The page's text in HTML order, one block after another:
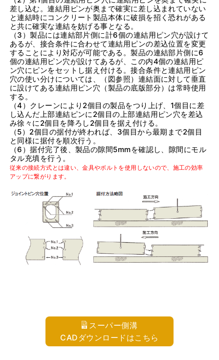
差し込む。連結用ピンが奥まで確実に差し込まれていない
と連結時にコンクリート製品本体に破損を招く恐れがある
と共に確実な連結を妨げる事となる。
（3）製品には連結部片側に計6個の連結用ピン穴が設けて
あるが、接合条件に合わせて連結用ピンの差込位置を変更
することにより対応が可能である。製品の連結部片側に6
個の連結用ピン穴が設けてあるが、この内4個の連結用ピ
ン穴にピンをセットし据え付ける。接合条件と連結用ピン
穴の使い分けについては、（図参照）連結面に対して垂直
に設けてある連結用ピン穴（製品の底版部分）は常時使用
する。
（4）クレーンにより2個目の製品をつり上げ、1個目に差
し込んだ上部連結ピンに2個目の上部連結用ピン穴を差込
み徐々に2個目を降ろし2個目を据え付ける。
（5）2個目の据付が終われば、3個目から最期まで2個目
と同様に据付を順次行う。
（6）据付完了後、製品の隙間5mmを確認し、隙間にモル
タル充填を行う。
従来の接続方式とは違い、金具やボルトを使用しないので、施工の効率
アップに繋がります。
スーパー側溝
CADダウンロードはこちら